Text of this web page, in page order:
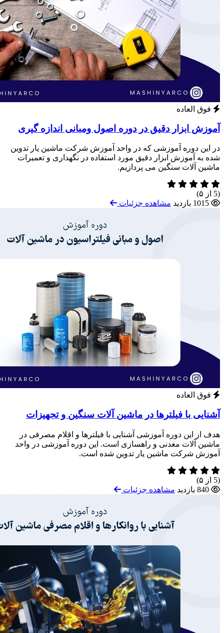
فوق العاده
آموزش ابزار دقیق در دوره اصول ومبانی اندازه گیری
در این دوره آموزشی که در واحد آموزش شرکت ماشین یار تدوین
شده به آموزش ابزار دقیق مورد استفاده در نگهداری و تعمیرات
ماشین آلات سنگین می پردازیم.
(5 از ۵)
1015 بازدید
مشاهده جزئیات
فوق العاده
آشنایی با فیلترها در ماشین آلات سنگین و تجهیزات
هدف از این دوره آموزشی آشنایی با فیلترها و اقلام مصرفی در
ماشین آلات معدنی و راهسازی است. این دوره آموزشی در واحد
آموزش شرکت ماشین یار تدوین شده است.
(5 از ۵)
840 بازدید
مشاهده جزئیات